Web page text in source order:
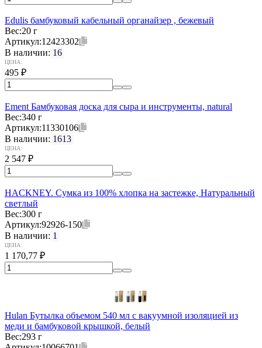
Edulis бамбуковый кабельный органайзер , бежевый
Вес:20 г
Артикул:12423302
В наличии: 16
ЦЕНА:
495 ₽
Ement Бамбуковая доска для сыра и инструменты, natural
Вес:340 г
Артикул:11330106
В наличии: 1613
ЦЕНА:
2 547 ₽
HACKNEY. Сумка из 100% хлопка на застежке, Натуральный
светлый
Вес:300 г
Артикул:92926-150
В наличии: 1
ЦЕНА:
1 170,77 ₽
Hulan Бутылка объемом 540 мл с вакуумной изоляцией из
меди и бамбуковой крышкой, белый
Вес:293 г